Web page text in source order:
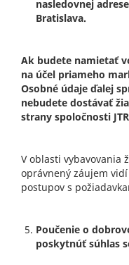
nasledovnej
Bratislava.
Ak budete namietať
na účel priameho
Osobné údaje ďalej
nebudete dostávať
strany spoločnosti
V oblasti vybavovania
oprávnený záujem
postupov s
Poučenie o
poskytnúť súhlas